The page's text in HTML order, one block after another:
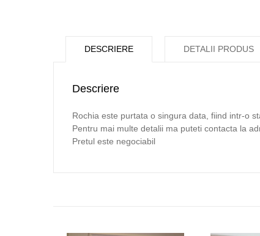
DESCRIERE
Descriere
Rochia este purtata o singura data, fiind intr-o
Pentru mai multe detalii ma puteti contacta la
Pretul este negociabil
DETALII PRODUS